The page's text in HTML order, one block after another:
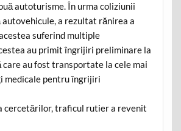
autoturisme. În urma coliziunii
autovehicule, a rezultat rănirea a
suferind multiple
au primit îngrijiri preliminare la
care au fost transportate la cele mai
medicale pentru îngrijiri
cercetărilor, traficul rutier a revenit